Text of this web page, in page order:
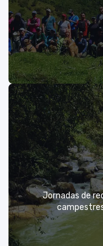
Únete a la
Jornadas de